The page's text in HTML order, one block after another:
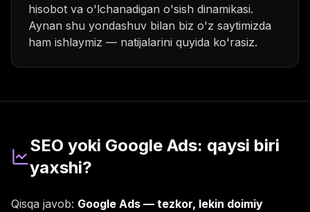
hisobot va o'lchanadigan o'sish dinamikasi.
Aynan shu yondashuv bilan biz o'z saytimizda
ham ishlaymiz — natijalarini quyida ko'rasiz.
SEO yoki Google Ads: qaysi biri
yaxshi?
Qisqa javob: Google Ads — tezkor, lekin doimiy